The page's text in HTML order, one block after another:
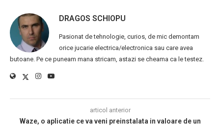
DRAGOS SCHIOPU
Pasionat de tehnologie, curios, de mic demontam
orice jucarie electrica/electronica sau care avea
butoane. Pe ce puneam mana stricam, astazi se cheama ca le testez.
articol anterior
Waze, o aplicatie ce va veni preinstalata in valoare de un